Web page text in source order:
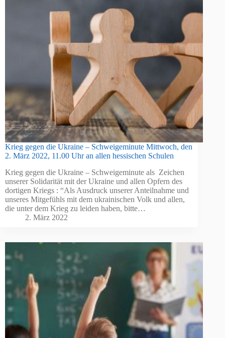
Krieg gegen die Ukraine – Schweigeminute Mittwoch, den
2. März 2022, 11.00 Uhr an allen hessischen Schulen
Krieg gegen die Ukraine – Schweigeminute als Zeichen
unserer Solidarität mit der Ukraine und allen Opfern des
dortigen Kriegs : “Als Ausdruck unserer Anteilnahme und
unseres Mitgefühls mit dem ukrainischen Volk und allen,
die unter dem Krieg zu leiden haben, bitte…
2. März 2022